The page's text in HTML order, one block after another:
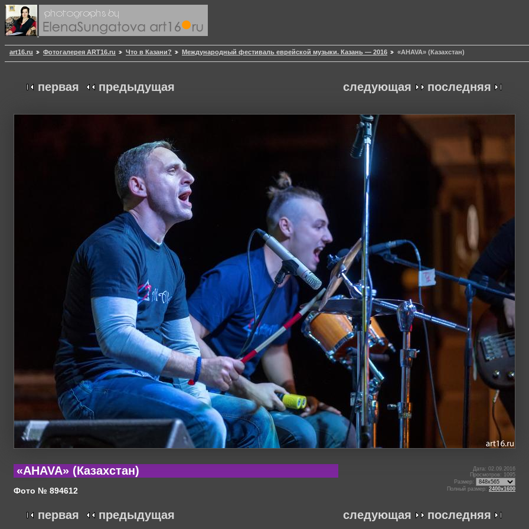
art16.ru Фотогалерея ART16.ru Что в Казани? Международный фестиваль еврейской музыки. Казань — 2016 «AHAVA» (Казахстан)
следующая последняя
первая предыдущая
«AHAVA» (Казахстан)
Фото № 894612
Дата: 02.09.2016
Просмотров: 1095
Размер:
Полный размер: 2400x1600
следующая последняя
первая предыдущая